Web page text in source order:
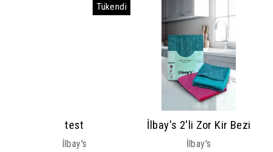
Tükendi
test
İlbay's
İlbay's 2'li Zor Kir Bezi
İlbay's